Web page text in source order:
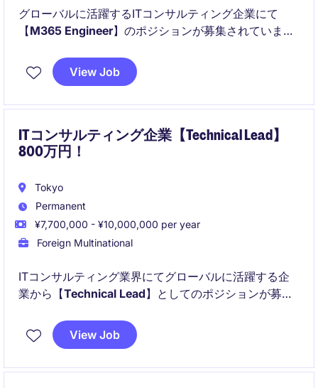
グローバルに活躍するITコンサルティング企業にて
【M365 Engineer】のポジションが募集されていま
以下のことが主に得られます！
View Job
ITコンサルティング企業【Technical Lead】
800万円！
Tokyo
Permanent
¥7,700,000 - ¥10,000,000 per year
Foreign Multinational
ITコンサルティング業界にてグローバルに活躍する企
業から【Technical Lead】としてのポジションが募集
以下のことが主に得られます！
View Job